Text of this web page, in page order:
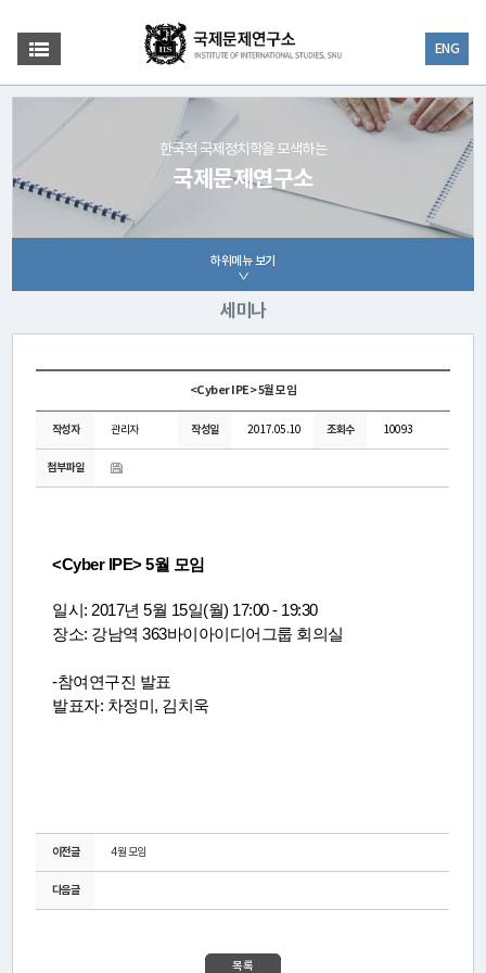
ENG
한국적 국제정치학을 모색하는
국제문제연구소
하위메뉴 보기
세미나
<Cyber IPE> 5월 모임
작성자 관리자 작성일 2017.05.10 조회수 10093
첨부파일
<Cyber IPE> 5월 모임
일시: 2017년 5월 15일(월) 17:00 - 19:30
장소: 강남역 363바이아이디어그룹 회의실
-참여연구진 발표
발표자: 차정미, 김치욱
이전글 4월 모임
다음글
목록
연
개